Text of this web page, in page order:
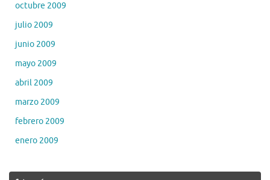
octubre 2009
julio 2009
junio 2009
mayo 2009
abril 2009
marzo 2009
febrero 2009
enero 2009